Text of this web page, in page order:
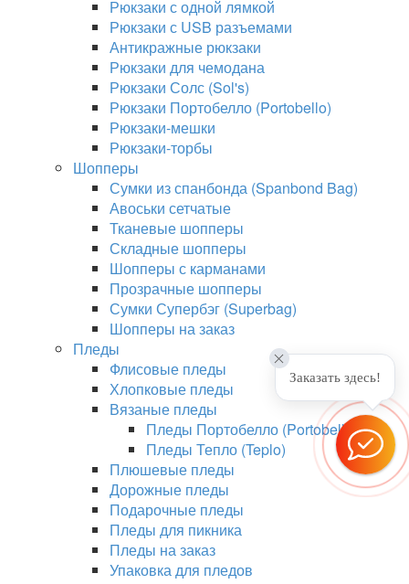
Рюкзаки с одной лямкой
Рюкзаки с USB разъемами
Антикражные рюкзаки
Рюкзаки для чемодана
Рюкзаки Солс (Sol's)
Рюкзаки Портобелло (Portobello)
Рюкзаки-мешки
Рюкзаки-торбы
Шопперы
Сумки из спанбонда (Spanbond Bag)
Авоськи сетчатые
Тканевые шопперы
Складные шопперы
Шопперы с карманами
Прозрачные шопперы
Сумки Супербэг (Superbag)
Шопперы на заказ
Пледы
Флисовые пледы
Хлопковые пледы
Вязаные пледы
Пледы Портобелло (Portobello)
Пледы Тепло (Teplo)
Плюшевые пледы
Дорожные пледы
Подарочные пледы
Пледы для пикника
Пледы на заказ
Упаковка для пледов
Заказать здесь!